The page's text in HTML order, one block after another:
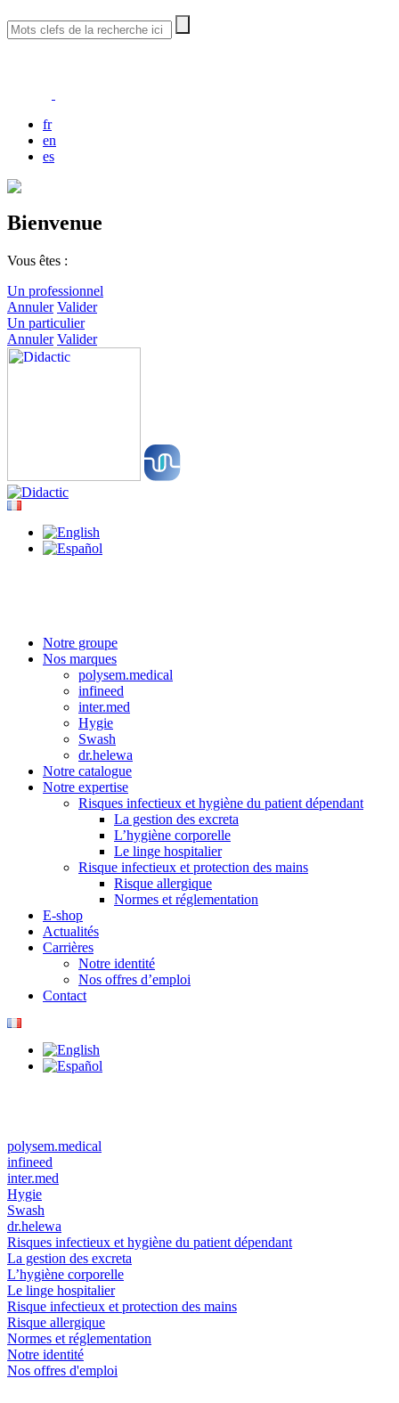
fr
en
es
Bienvenue
Vous êtes :
Un professionnel
Annuler Valider
Un particulier
Annuler Valider
Notre groupe
Nos marques
polysem.medical
infineed
inter.med
Hygie
Swash
dr.helewa
Notre catalogue
Notre expertise
Risques infectieux et hygiène du patient dépendant
La gestion des excreta
L’hygiène corporelle
Le linge hospitalier
Risque infectieux et protection des mains
Risque allergique
Normes et réglementation
E-shop
Actualités
Carrières
Notre identité
Nos offres d’emploi
Contact
polysem.medical
infineed
inter.med
Hygie
Swash
dr.helewa
Risques infectieux et hygiène du patient dépendant
La gestion des excreta
L’hygiène corporelle
Le linge hospitalier
Risque infectieux et protection des mains
Risque allergique
Normes et réglementation
Notre identité
Nos offres d'emploi